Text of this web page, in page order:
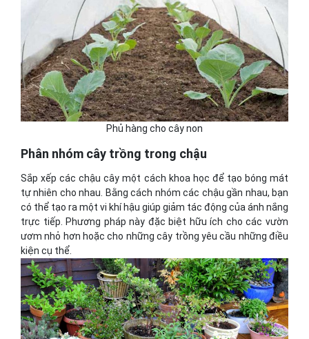
Phủ hàng cho cây non
Phân nhóm cây trồng trong chậu
Sắp xếp các chậu cây một cách khoa học để tạo bóng mát
tự nhiên cho nhau. Bằng cách nhóm các chậu gần nhau, bạn
có thể tạo ra một vi khí hậu giúp giảm tác động của ánh nắng
trực tiếp. Phương pháp này đặc biệt hữu ích cho các vườn
ươm nhỏ hơn hoặc cho những cây trồng yêu cầu những điều
kiện cụ thể.